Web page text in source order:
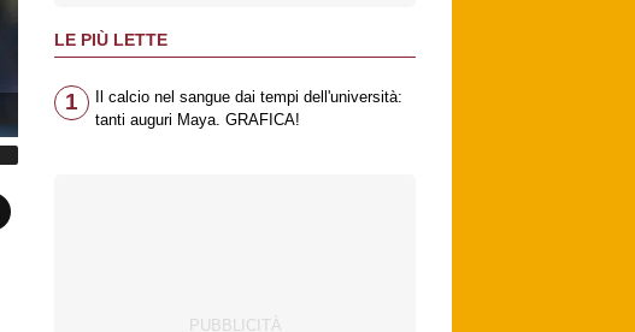
LE PIÙ LETTE
1
Il calcio nel sangue dai tempi dell'università:
tanti auguri Maya. GRAFICA!